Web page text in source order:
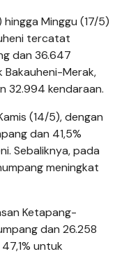
Minggu (17/5)
tercatat
dan 36.647
Bakauheni-Merak,
32.994 kendaraan.
(14/5), dengan
dan 41,5%
Sebaliknya, pada
meningkat
Ketapang-
dan 26.258
untuk